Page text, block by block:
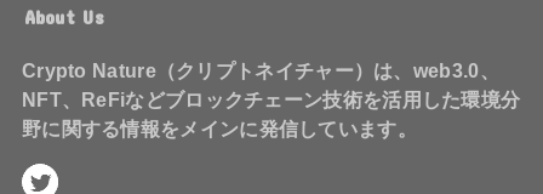
About Us
Crypto Nature（クリプトネイチャー）は、web3.0、
NFT、ReFiなどブロックチェーン技術を活用した環境分
野に関する情報をメインに発信しています。